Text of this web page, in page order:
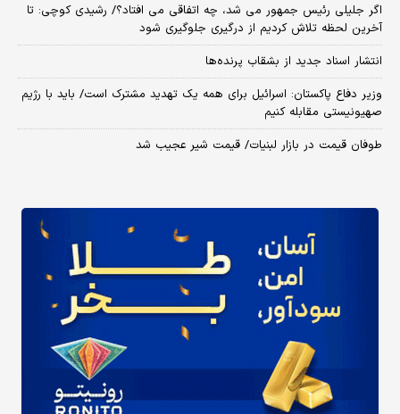
اگر جلیلی رئیس جمهور می شد، چه اتفاقی می افتاد؟/ رشیدی کوچی: تا
آخرین لحظه تلاش کردیم از درگیری جلوگیری شود
انتشار اسناد جدید از بشقاب پرنده‌ها
وزیر دفاع پاکستان: اسرائیل برای همه یک تهدید مشترک است/ باید با رژیم
صهیونیستی مقابله کنیم
طوفان قیمت در بازار لبنیات/ قیمت شیر عجیب شد